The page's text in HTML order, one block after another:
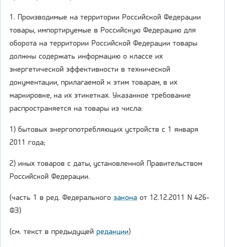
1. Производимые на территории Российской Федерации
товары, импортируемые в Российскую Федерацию для
оборота на территории Российской Федерации товары
должны содержать информацию о классе их
энергетической эффективности в технической
документации, прилагаемой к этим товарам, в их
маркировке, на их этикетках. Указанное требование
распространяется на товары из числа:
1) бытовых энергопотребляющих устройств с 1 января
2011 года;
2) иных товаров с даты, установленной Правительством
Российской Федерации.
(часть 1 в ред. Федерального закона от 12.12.2011 N 426-
ФЗ)
(см. текст в предыдущей редакции)